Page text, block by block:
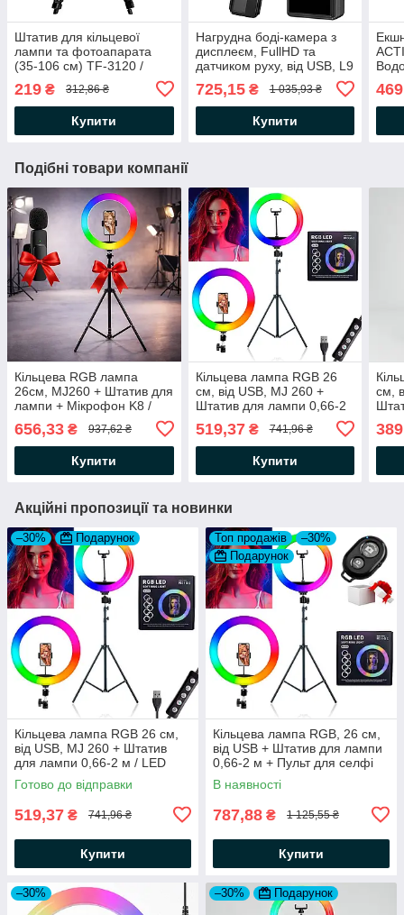
Штатив для кільцевої
лампи та фотоапарата
(35-106 см) TF-3120 /
219 ₴ 312,86 ₴
Купити
Нагрудна боді-камера з
дисплеєм, FullHD та
датчиком руху, від USB, L9
/ Бездротова міні-камера
на груди
725,15₴ 1 035,93 ₴
Купити
469
Подібні товари компанії
Кільцева RGB лампа
26см, MJ260 + Штатив для
лампи + Мікрофон K8 /
фото та відео
656,33 ₴ 937,62 ₴
Купити
Кільцева лампа RGB 26
см, від USB, MJ 260 +
Штатив для лампи 0,66-2
м / LED лампа для фото
519,37₴ 741,96 ₴
Купити
см,
Акційні пропозиції та новинки
–30% Подарунок
Кільцева лампа RGB 26 см,
від USB, MJ 260 + Штатив
для лампи 0,66-2 м / LED
лампа для фото
Готово до відправки
519,37 ₴ 741,96 ₴
Купити
Топ продажів
–30%
Подарунок
Кільцева лампа RGB, 26 см,
від USB + Штатив для лампи
0,66-2 м + Пульт для селфі
Bluetooth
В наявності
787,88 ₴ 1 125,55 ₴
Купити
–30% –30% Подарунок